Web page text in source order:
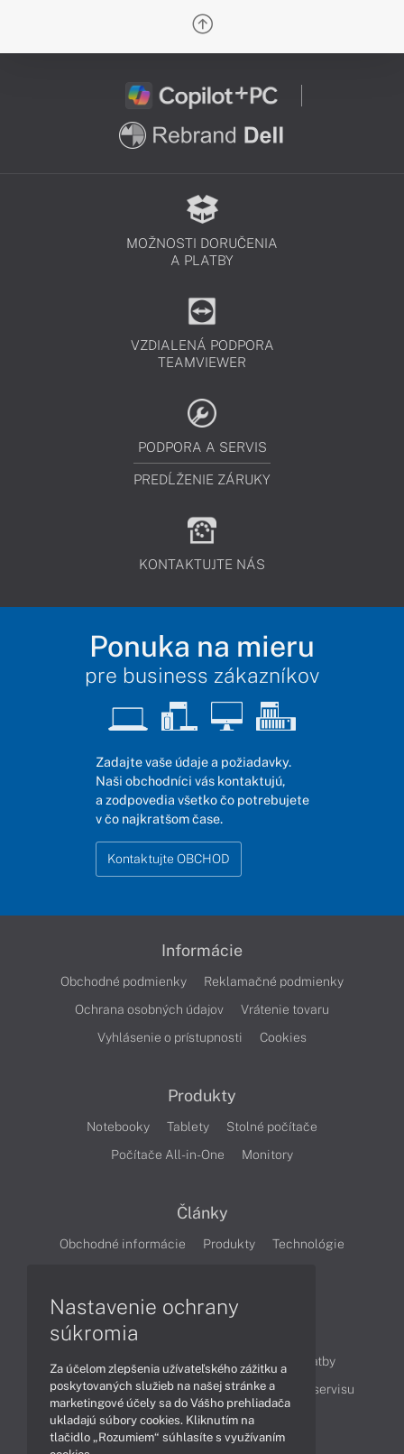
MOŽNOSTI DORUČENIA
A PLATBY
VZDIALENÁ PODPORA
TEAMVIEWER
PODPORA A SERVIS
PREDĹŽENIE ZÁRUKY
KONTAKTUJTE NÁS
Ponuka na mieru
pre business zákazníkov
Zadajte vaše údaje a požiadavky.
Naši obchodníci vás kontaktujú,
a zodpovedia všetko čo potrebujete
v čo najkratšom čase.
Kontaktujte OBCHOD
Informácie
Obchodné podmienky
Reklamačné podmienky
Ochrana osobných údajov
Vrátenie tovaru
Vyhlásenie o prístupnosti
Cookies
Produkty
Notebooky Tablety
Stolné počítače
Počítače All-in-One
Monitory
Články
Obchodné informácie Produkty
Technológie
Ako nakupovať
Možnosti doručenia a platby
Podpora a servis
Servisné služby Cenník servisu
Kontakty
Nastavenie ochrany
súkromia
Za účelom zlepšenia užívateľského zážitku a
poskytovaných služieb na našej stránke a
marketingové účely sa do Vášho prehliadača
ukladajú súbory cookies. Kliknutím na
tlačidlo „Rozumiem“ súhlasíte s využívaním